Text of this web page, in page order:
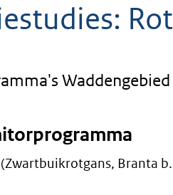
Waddengebied
Branta